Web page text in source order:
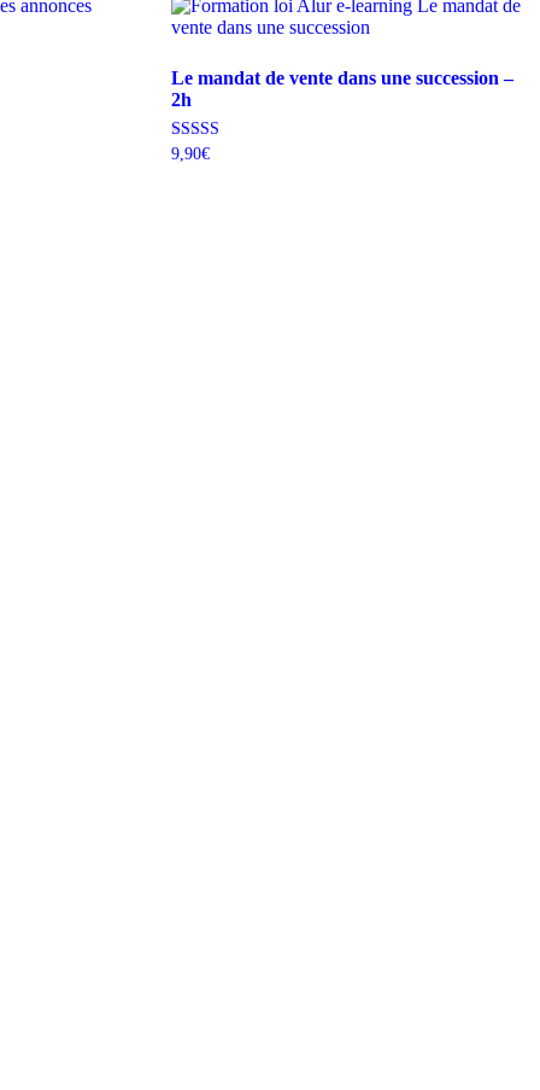
Le mandat de vente dans une succession –
2h
Note
9,90€